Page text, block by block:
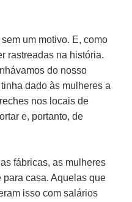
um motivo. E, como
rastreadas na história.
do nosso
dado às mulheres a
nos locais de
e, portanto, de
fábricas, as mulheres
casa. Aquelas que
isso com salários